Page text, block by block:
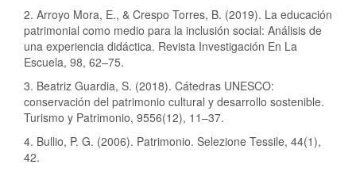
2. Arroyo Mora, E., & Crespo Torres, B. (2019). La educación
patrimonial como medio para la inclusión social: Análisis de
una experiencia didáctica. Revista Investigación En La
Escuela, 98, 62–75.
3. Beatriz Guardia, S. (2018). Cátedras UNESCO:
conservación del patrimonio cultural y desarrollo sostenible.
Turismo y Patrimonio, 9556(12), 11–37.
4. Bullio, P. G. (2006). Patrimonio. Selezione Tessile, 44(1),
42.